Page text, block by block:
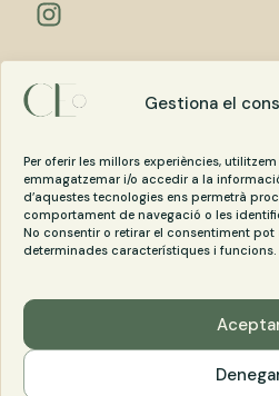
Gestiona el
Per oferir les millors experiències,
emmagatzemar i/o accedir a la
d’aquestes tecnologies ens permetrà
comportament de navegació o les
No consentir o retirar el consentiment
determinades característiques i funcions.
Esdeveniments
Esdeveniments Esportius
Contacta amb Cercle
cercle@cercleevents.com
·Política